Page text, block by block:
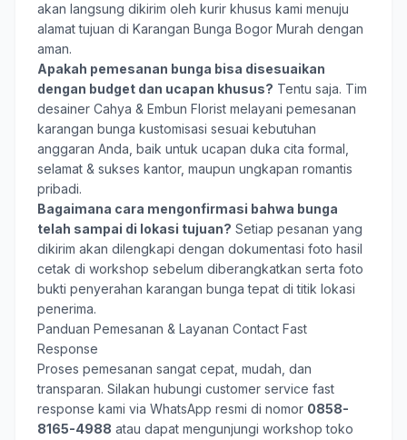
akan langsung dikirim oleh kurir khusus kami menuju
alamat tujuan di Karangan Bunga Bogor Murah dengan
aman.
Apakah pemesanan bunga bisa disesuaikan
dengan budget dan ucapan khusus? Tentu saja. Tim
desainer Cahya & Embun Florist melayani pemesanan
karangan bunga kustomisasi sesuai kebutuhan
anggaran Anda, baik untuk ucapan duka cita formal,
selamat & sukses kantor, maupun ungkapan romantis
pribadi.
Bagaimana cara mengonfirmasi bahwa bunga
telah sampai di lokasi tujuan? Setiap pesanan yang
dikirim akan dilengkapi dengan dokumentasi foto hasil
cetak di workshop sebelum diberangkatkan serta foto
bukti penyerahan karangan bunga tepat di titik lokasi
penerima.
Panduan Pemesanan & Layanan Contact Fast
Response
Proses pemesanan sangat cepat, mudah, dan
transparan. Silakan hubungi customer service fast
response kami via WhatsApp resmi di nomor 0858-
8165-4988 atau dapat mengunjungi workshop toko